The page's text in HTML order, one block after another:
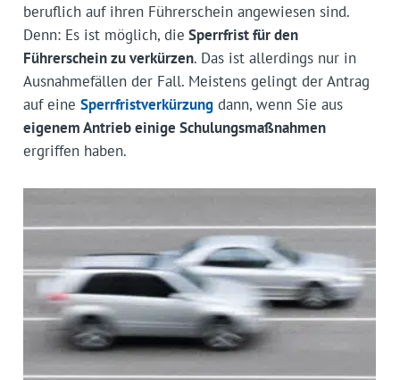
beruflich auf ihren Führerschein angewiesen sind.
Denn: Es ist möglich, die Sperrfrist für den
Führerschein zu verkürzen. Das ist allerdings nur in
Ausnahmefällen der Fall. Meistens gelingt der Antrag
auf eine Sperrfristverkürzungdann, wenn Sie aus
eigenem Antrieb einige Schulungsmaßnahmen
ergriffen haben.